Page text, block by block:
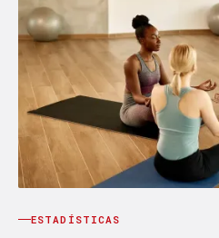
ESTADÍSTICAS